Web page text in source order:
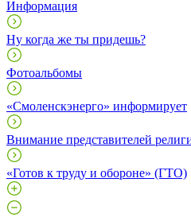
Информация
Ну когда же ты придешь?
Фотоальбомы
«Смоленскэнерго» информирует
Внимание представителей
«Готов к труду и обороне» (ГТО)